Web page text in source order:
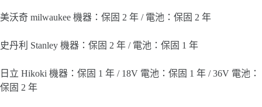
美沃奇 milwaukee 機器：保固 2 年 / 電池：保固 2 年
史丹利 Stanley 機器：保固 2 年 / 電池：保固 1 年
日立 Hikoki 機器：保固 1 年 / 18V 電池：保固 1 年 / 36V 電池：
保固 2 年